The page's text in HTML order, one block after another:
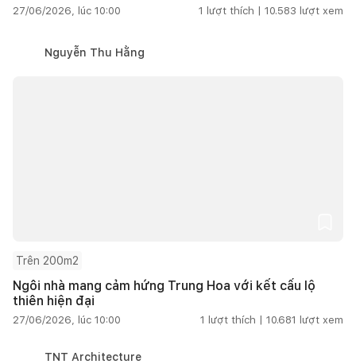
27/06/2026, lúc 10:00 1 lượt thích | 10.583 lượt xem
Nguyễn Thu Hằng
Trên 200m2
Ngôi nhà mang cảm hứng Trung Hoa với kết cấu lộ
thiên hiện đại
27/06/2026, lúc 10:00 1 lượt thích | 10.681 lượt xem
TNT Architecture